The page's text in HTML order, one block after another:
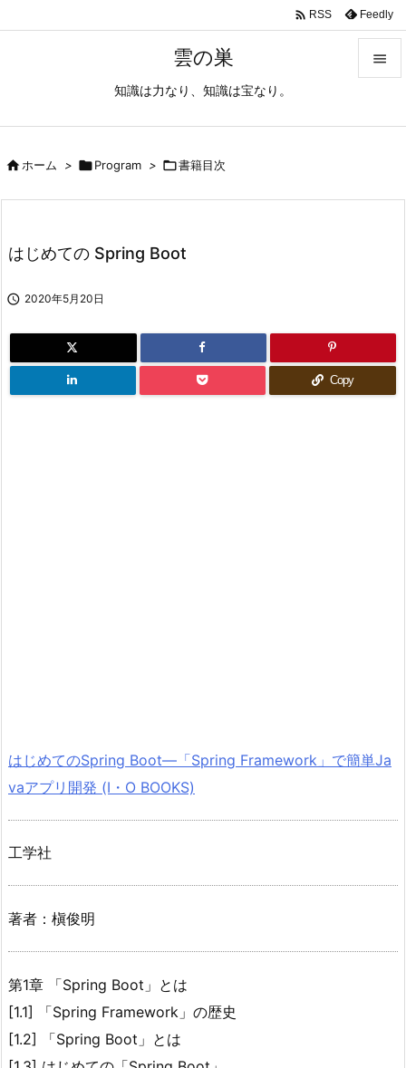
雲の巣
知識は力なり、知識は宝なり。

 RSS Feedly
ホーム > Program > 書籍目次
はじめての Spring Boot
 2020年5月20日
Copy
はじめてのSpring Boot―「Spring Framework」で簡単Ja
vaアプリ開発 (I・O BOOKS)
工学社
著者：槇俊明
第1章 「Spring Boot」とは
[1.1] 「Spring Framework」の歴史
[1.2] 「Spring Boot」とは